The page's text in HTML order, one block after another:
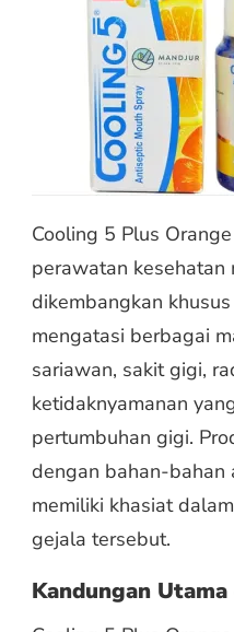
Cooling 5 Plus
perawatan kesehatan
dikembangkan
mengatasi berbagai
sariawan, sakit gigi,
ketidaknyamanan
pertumbuhan gigi.
dengan bahan-bahan
memiliki khasiat
gejala tersebut.
Kandungan